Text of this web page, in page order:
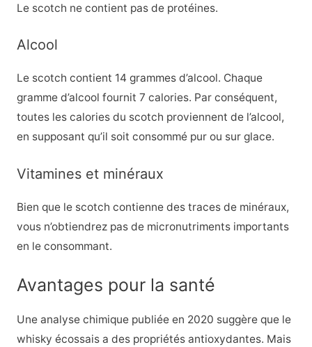
Le scotch ne contient pas de protéines.
Alcool
Le scotch contient 14 grammes d’alcool. Chaque
gramme d’alcool fournit 7 calories. Par conséquent,
toutes les calories du scotch proviennent de l’alcool,
en supposant qu’il soit consommé pur ou sur glace.
Vitamines et minéraux
Bien que le scotch contienne des traces de minéraux,
vous n’obtiendrez pas de micronutriments importants
en le consommant.
Avantages pour la santé
Une analyse chimique publiée en 2020 suggère que le
whisky écossais a des propriétés antioxydantes. Mais